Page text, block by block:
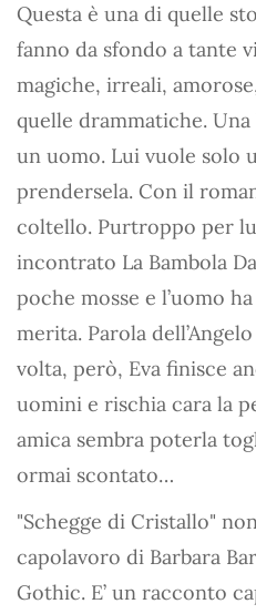
Questa è una di quelle
fanno da sfondo a tante
magiche, irreali,
quelle drammatiche.
un uomo. Lui vuole solo
prendersela. Con il
coltello. Purtroppo per
incontrato La Bambola
poche mosse e l’uomo
merita. Parola
volta, però, Eva finisce
uomini e rischia cara la
amica sembra poterla
ormai scontato…
"Schegge di Cristallo"
capolavoro di Barbara
Gothic. E’ un racconto